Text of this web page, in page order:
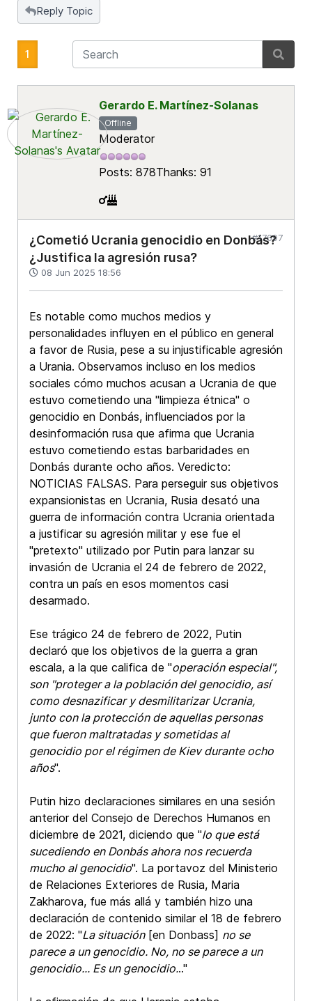
Reply Topic
1
Gerardo E. Martínez-Solanas
Offline
Moderator
Posts: 878Thanks: 91
¿Cometió Ucrania genocidio en Donbás?
¿Justifica la agresión rusa?
08 Jun 2025 18:56
#17697
Es notable como muchos medios y
personalidades influyen en el público en general
a favor de Rusia, pese a su injustificable agresión
a Urania. Observamos incluso en los medios
sociales cómo muchos acusan a Ucrania de que
estuvo cometiendo una "limpieza étnica" o
genocidio en Donbás, influenciados por la
desinformación rusa que afirma que Ucrania
estuvo cometiendo estas barbaridades en
Donbás durante ocho años. Veredicto:
NOTICIAS FALSAS. Para perseguir sus objetivos
expansionistas en Ucrania, Rusia desató una
guerra de información contra Ucrania orientada
a justificar su agresión militar y ese fue el
"pretexto" utilizado por Putin para lanzar su
invasión de Ucrania el 24 de febrero de 2022,
contra un país en esos momentos casi
desarmado.
Ese trágico 24 de febrero de 2022, Putin
declaró que los objetivos de la guerra a gran
escala, a la que califica de "operación especial",
son "proteger a la población del genocidio, así
como desnazificar y desmilitarizar Ucrania,
junto con la protección de aquellas personas
que fueron maltratadas y sometidas al
genocidio por el régimen de Kiev durante ocho
años".
Putin hizo declaraciones similares en una sesión
anterior del Consejo de Derechos Humanos en
diciembre de 2021, diciendo que "lo que está
sucediendo en Donbás ahora nos recuerda
mucho al genocidio". La portavoz del Ministerio
de Relaciones Exteriores de Rusia, Maria
Zakharova, fue más allá y también hizo una
declaración de contenido similar el 18 de febrero
de 2022: "La situación[en Donbass] no se
parece a un genocidio. No, no se parece a un
genocidio... Es un genocidio..."